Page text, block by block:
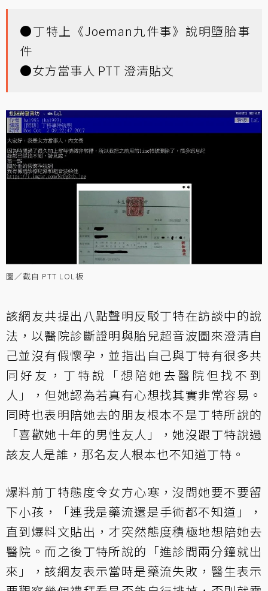
●丁特上《Joeman九件事》說明墮胎事
件
●女方當事人 PTT 澄清貼文
圖／截自 PTT LOL板
該網友共提出八點聲明反駁丁特在訪談中的說
法，以醫院診斷證明與胎兒超音波圖來澄清自
己並沒有假懷孕，並指出自己與丁特有很多共
同好友，丁特說「想陪她去醫院但找不到
人」，但她認為若真有心想找其實非常容易。
同時也表明陪她去的朋友根本不是丁特所說的
「喜歡她十年的男性友人」，她沒跟丁特說過
該友人是誰，那名友人根本也不知道丁特。
爆料前丁特態度令女方心寒，沒問她要不要留
下小孩，「連我是藥流還是手術都不知道」，
直到爆料文貼出，才突然態度積極地想陪她去
醫院。而之後丁特所說的「進診間兩分鐘就出
來」，該網友表示當時是藥流失敗，醫生表示